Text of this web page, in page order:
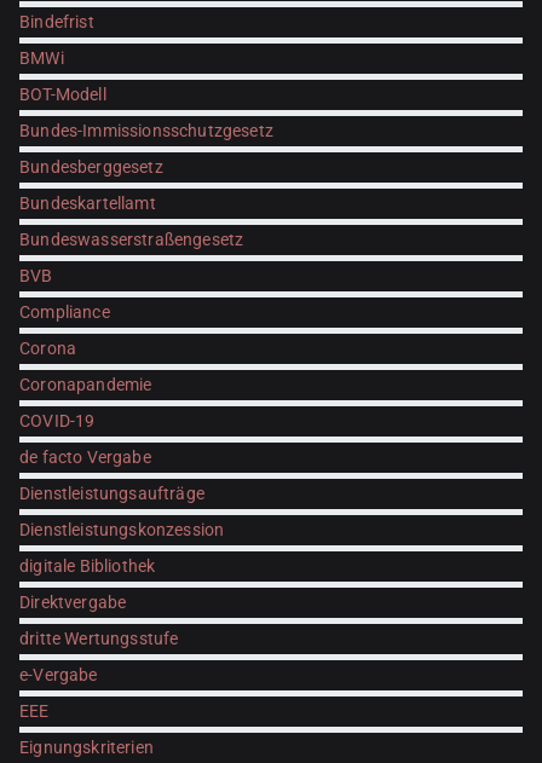
Bindefrist
BMWi
BOT-Modell
Bundes-Immissionsschutzgesetz
Bundesberggesetz
Bundeskartellamt
Bundeswasserstraßengesetz
BVB
Compliance
Corona
Coronapandemie
COVID-19
de facto Vergabe
Dienstleistungsaufträge
Dienstleistungskonzession
digitale Bibliothek
Direktvergabe
dritte Wertungsstufe
e-Vergabe
EEE
Eignungskriterien